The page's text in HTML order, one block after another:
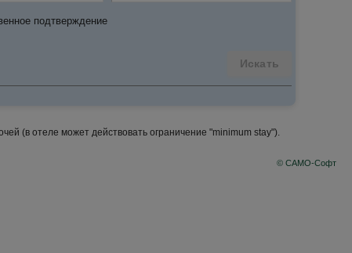
подтверждение
Искать
(в отеле может действовать ограничение "minimum stay").
© САМО-Софт